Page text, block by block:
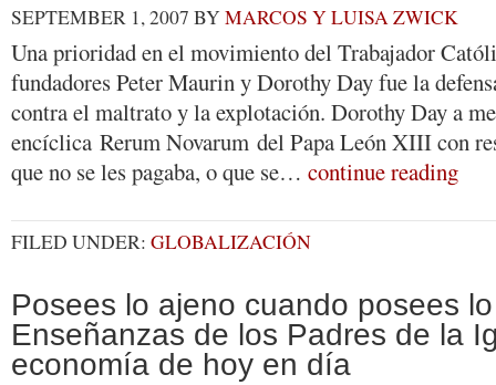
SEPTEMBER 1, 2007 BYMARCOS Y LUISA ZWICK
Una prioridad en el movimiento del Trabajador
fundadores Peter Maurin y Dorothy Day fue la
contra el maltrato y la explotación. Dorothy Day a
encíclica Rerum Novarum del Papa León XIII con
que no se les pagaba, o que se… continue reading
FILED UNDER: GLOBALIZACIÓN
Posees lo ajeno cuando posees
Enseñanzas de los Padres de la
economía de hoy en día